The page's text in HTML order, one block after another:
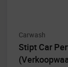
Carwash
Stipt Car